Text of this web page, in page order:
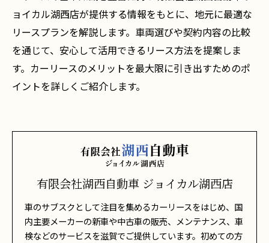
ョイカル湖西店が提供する情報をもとに、地元に最適な
リースプランを解説します。車両選びや契約内容の比較
を通じて、安心して活用できるリース方法を提案しま
す。カーリースのメリットを最大限に引き出すためのポ
イントを詳しくご紹介します。
有限会社湖西自動車 ジョイカル湖西店
車のサブスクとして注目を集めるカーリースをはじめ、国
内主要メーカーの新車や中古車の販売、メンテナンス、車
検などのサービスを滋賀でご提供しています。初めての方